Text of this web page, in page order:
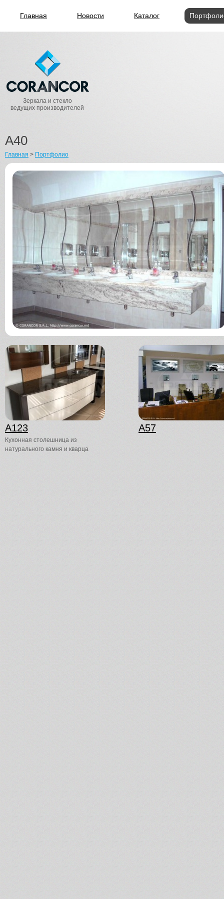
Главная Новости Каталог
Зеркала и стекло
ведущих производителей
A40
Главная > Портфолио
A123
Кухонная столешница из
натурального камня и кварца
A57